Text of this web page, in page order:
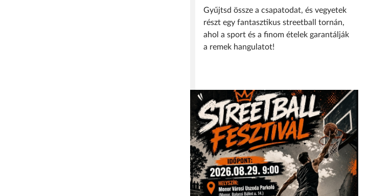
Gyűjtsd össze a csapatodat, és vegyetek
részt egy fantasztikus streetball tornán,
ahol a sport és a finom ételek garantálják
a remek hangulatot!